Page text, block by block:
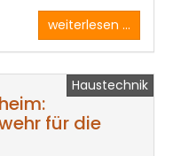
weiterlesen ...
Haustechnik
für die